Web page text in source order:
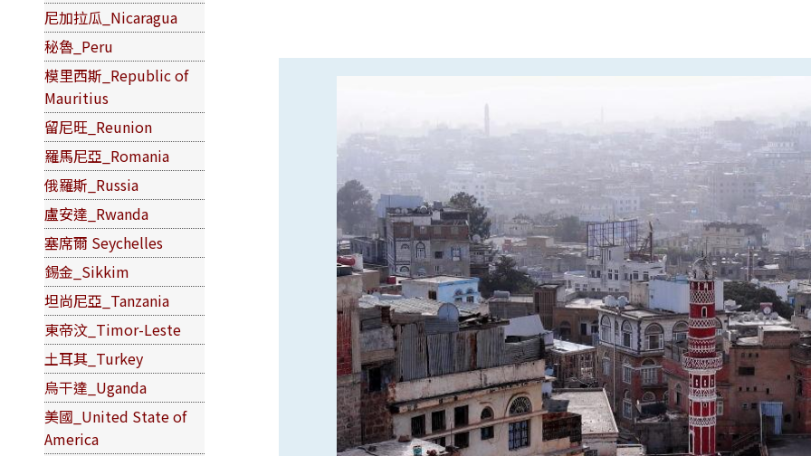
尼加拉瓜_Nicaragua
秘魯_Peru
模里西斯_Republic of
Mauritius
留尼旺_Reunion
羅馬尼亞_Romania
俄羅斯_Russia
盧安達_Rwanda
塞席爾 Seychelles
錫金_Sikkim
坦尚尼亞_Tanzania
東帝汶_Timor-Leste
土耳其_Turkey
烏干達_Uganda
美國_United State of
America